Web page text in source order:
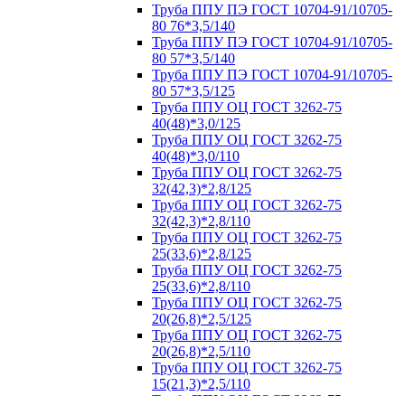
Труба ППУ ПЭ ГОСТ 10704-91/10705-
80 76*3,5/140
Труба ППУ ПЭ ГОСТ 10704-91/10705-
80 57*3,5/140
Труба ППУ ПЭ ГОСТ 10704-91/10705-
80 57*3,5/125
Труба ППУ ОЦ ГОСТ 3262-75
40(48)*3,0/125
Труба ППУ ОЦ ГОСТ 3262-75
40(48)*3,0/110
Труба ППУ ОЦ ГОСТ 3262-75
32(42,3)*2,8/125
Труба ППУ ОЦ ГОСТ 3262-75
32(42,3)*2,8/110
Труба ППУ ОЦ ГОСТ 3262-75
25(33,6)*2,8/125
Труба ППУ ОЦ ГОСТ 3262-75
25(33,6)*2,8/110
Труба ППУ ОЦ ГОСТ 3262-75
20(26,8)*2,5/125
Труба ППУ ОЦ ГОСТ 3262-75
20(26,8)*2,5/110
Труба ППУ ОЦ ГОСТ 3262-75
15(21,3)*2,5/110